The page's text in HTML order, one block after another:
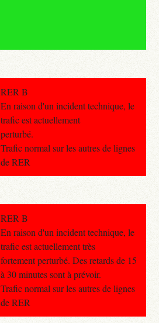
RER B
En raison d'un incident technique, le
trafic est actuellement
perturbé.
Trafic normal sur les autres de lignes
de RER
RER B
En raison d'un incident technique, le
trafic est actuellement très
fortement perturbé. Des retards de 15
à 30 minutes sont à prévoir.
Trafic normal sur les autres de lignes
de RER